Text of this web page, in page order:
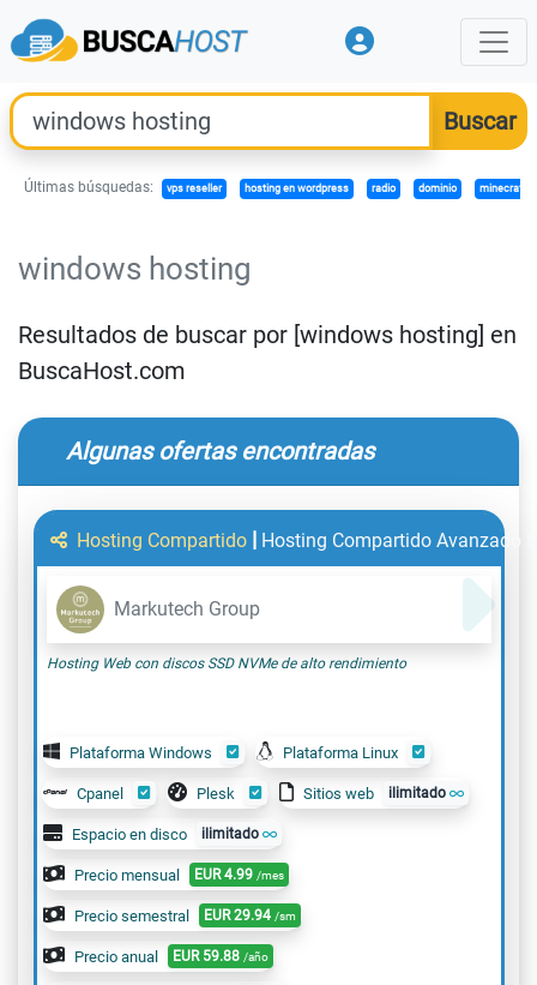
Últimas búsquedas: vps reseller hosting en wordpress radio dominio minecraft
windows hosting
Resultados de buscar por [windows hosting] en
BuscaHost.com
Algunas ofertas encontradas
Hosting Compartido | Hosting Compartido Avanzado
Markutech Group
Hosting Web con discos SSD NVMe de alto rendimiento
Plataforma Windows Plataforma Linux
Cpanel Plesk Sitios web ilimitado
Espacio en disco ilimitado
Precio mensual EUR 4.99 /mes
Precio semestral EUR 29.94 /sm
Precio anual EUR 59.88 /año